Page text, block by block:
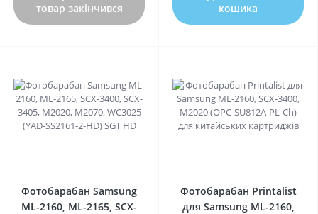
товар закінчився
кошика
Фотобарабан Samsung
ML-2160, ML-2165, SCX-
Фотобарабан Printalist
для Samsung ML-2160,